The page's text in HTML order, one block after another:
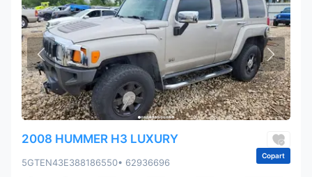
2008 HUMMER H3 LUXURY
5GTEN43E388186550• 62936696
Copart